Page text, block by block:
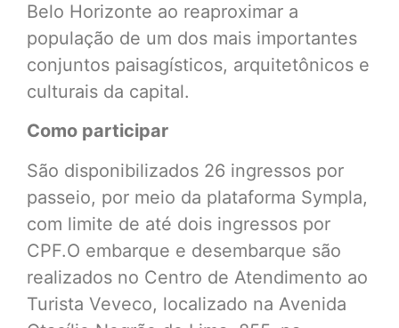
Belo Horizonte ao reaproximar a
população de um dos mais importantes
conjuntos paisagísticos, arquitetônicos e
culturais da capital.
Como participar
São disponibilizados 26 ingressos por
passeio, por meio da plataforma Sympla,
com limite de até dois ingressos por
CPF.O embarque e desembarque são
realizados no Centro de Atendimento ao
Turista Veveco, localizado na Avenida